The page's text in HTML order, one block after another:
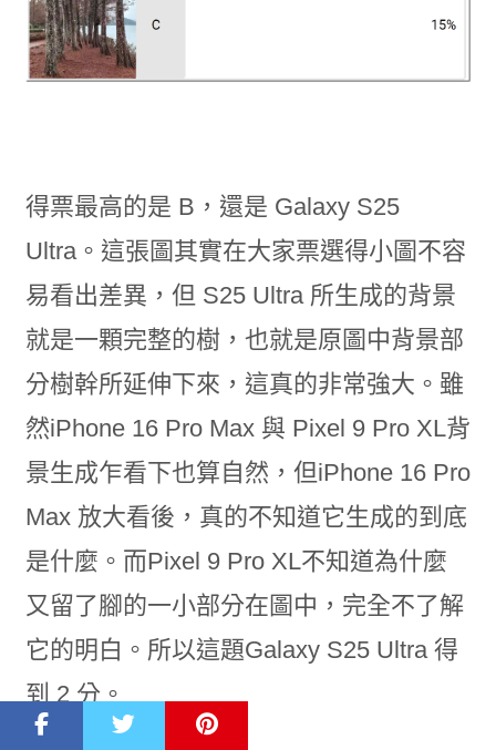
得票最高的是 B，還是 Galaxy S25
Ultra。這張圖其實在大家票選得小圖不容
易看出差異，但 S25 Ultra 所生成的背景
就是一顆完整的樹，也就是原圖中背景部
分樹幹所延伸下來，這真的非常強大。雖
然iPhone 16 Pro Max 與 Pixel 9 Pro XL背
景生成乍看下也算自然，但iPhone 16 Pro
Max 放大看後，真的不知道它生成的到底
是什麼。而Pixel 9 Pro XL不知道為什麼
又留了腳的一小部分在圖中，完全不了解
它的明白。所以這題Galaxy S25 Ultra 得
到 2 分。